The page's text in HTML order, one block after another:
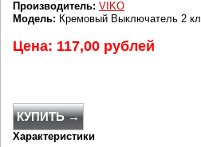
Производитель: VIKO
Модель: Кремовый Выключатель 2
Цена: 117,00 рублей
КУПИТЬ →
Характеристики